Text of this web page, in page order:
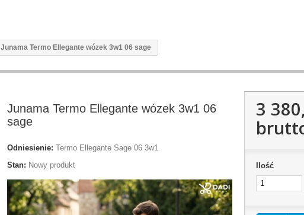
Junama Termo Ellegante wózek 3w1 06 sage
Junama Termo Ellegante wózek 3w1 06
sage
Odniesienie: Termo Ellegante Sage 06 3w1
Stan: Nowy produkt
3
Ilość